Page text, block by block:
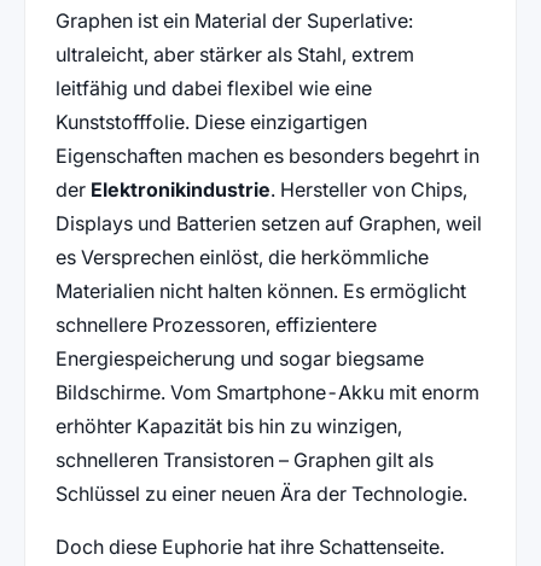
Graphen ist ein Material der Superlative:
ultraleicht, aber stärker als Stahl, extrem
leitfähig und dabei flexibel wie eine
Kunststofffolie. Diese einzigartigen
Eigenschaften machen es besonders begehrt in
der Elektronikindustrie. Hersteller von Chips,
Displays und Batterien setzen auf Graphen, weil
es Versprechen einlöst, die herkömmliche
Materialien nicht halten können. Es ermöglicht
schnellere Prozessoren, effizientere
Energiespeicherung und sogar biegsame
Bildschirme. Vom Smartphone-Akku mit enorm
erhöhter Kapazität bis hin zu winzigen,
schnelleren Transistoren – Graphen gilt als
Schlüssel zu einer neuen Ära der Technologie.
Doch diese Euphorie hat ihre Schattenseite.